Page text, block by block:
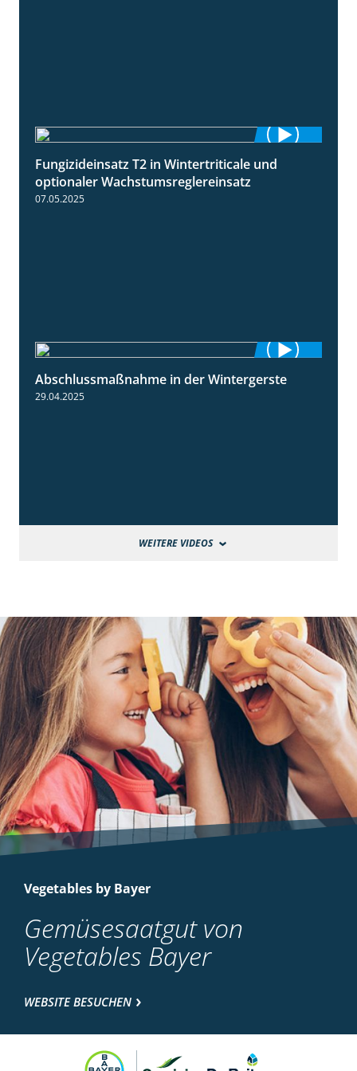
1:56
Fungizideinsatz T2 in Wintertriticale und
optionaler Wachstumsreglereinsatz
07.05.2025
1:49
Abschlussmaßnahme in der Wintergerste
29.04.2025
WEITERE VIDEOS
Vegetables by Bayer
Gemüsesaatgut von
Vegetables Bayer
WEBSITE BESUCHEN